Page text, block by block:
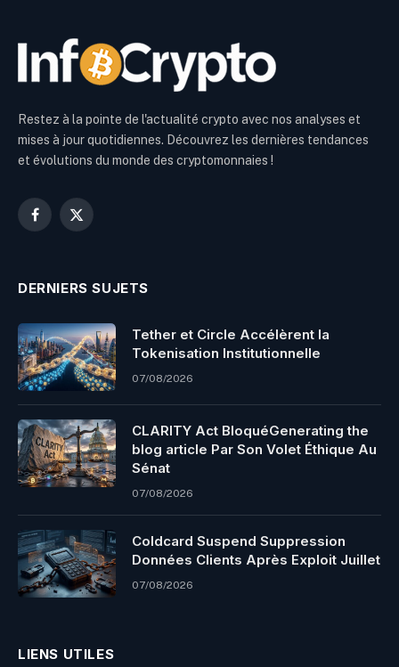
Restez à la pointe de l'actualité crypto avec nos analyses et
mises à jour quotidiennes. Découvrez les dernières tendances
et évolutions du monde des cryptomonnaies !
Facebook
X
DERNIERS SUJETS
Tether et Circle Accélèrent la
Tokenisation Institutionnelle
07/08/2026
CLARITY Act BloquéGenerating the
blog article Par Son Volet Éthique Au
Sénat
07/08/2026
Coldcard Suspend Suppression
Données Clients Après Exploit Juillet
07/08/2026
LIENS UTILES